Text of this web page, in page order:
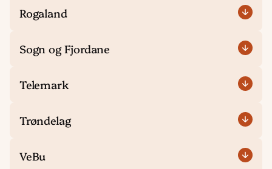
Rogaland
Sogn og Fjordane
Telemark
Trøndelag
VeBu